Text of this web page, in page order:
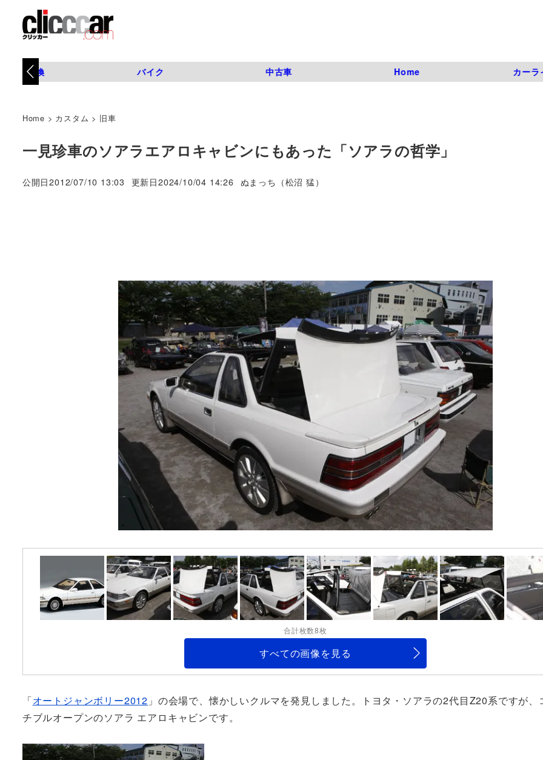
タイヤ交換 バイク 中古車 Home カーラ
Home > カスタム > 旧車
一見珍車のソアラエアロキャビンにもあった「ソアラの哲学」
公開日2012/07/10 13:03 更新日2024/10/04 14:26
著
ぬまっち（松沼 猛）
合計枚数8枚
すべての画像を見る
「オートジャンボリー2012 」の会場で、懐かしいクルマを発見しました。トヨタ・ソアラの2代目Z20系ですが、
チブルオープンのソアラ エアロキャビンです。